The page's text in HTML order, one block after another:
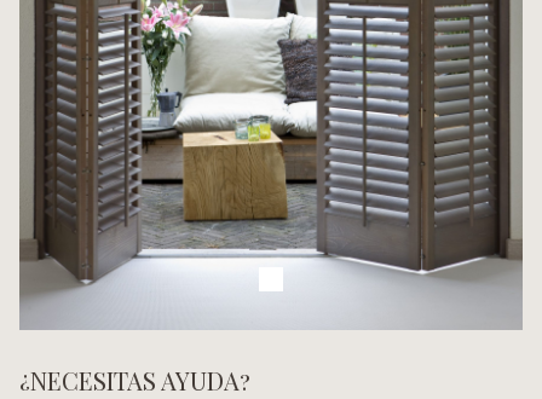
¿NECESITAS AYUDA?